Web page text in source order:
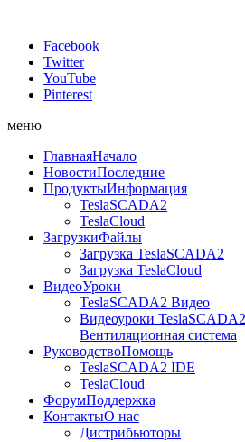
Facebook
Twitter
YouTube
Pinterest
меню
ГлавнаяНачало
НовостиПоследние
ПродуктыИнформация
TeslaSCADA2
TeslaCloud
ЗагрузкиФайлы
Загрузка TeslaSCADA2
Загрузка TeslaCloud
ВидеоУроки
TeslaSCADA2 Видео
Видеоуроки
Вентиляционная система
РуководствоПомощь
TeslaSCADA2 IDE
TeslaCloud
ФорумПоддержка
КонтактыО нас
Дистрибьюторы